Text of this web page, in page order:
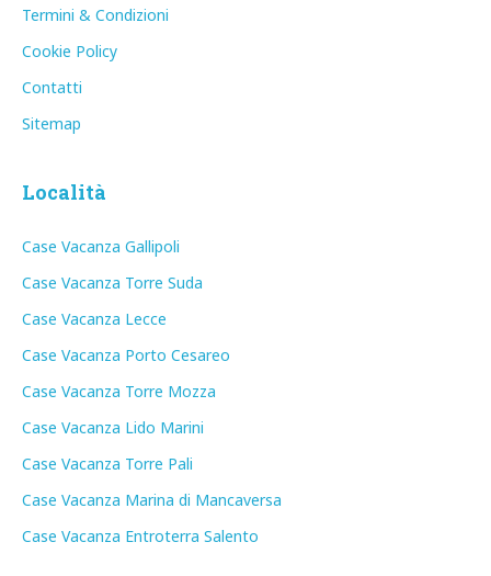
Termini & Condizioni
Cookie Policy
Contatti
Sitemap
Località
Case Vacanza Gallipoli
Case Vacanza Torre Suda
Case Vacanza Lecce
Case Vacanza Porto Cesareo
Case Vacanza Torre Mozza
Case Vacanza Lido Marini
Case Vacanza Torre Pali
Case Vacanza Marina di Mancaversa
Case Vacanza Entroterra Salento